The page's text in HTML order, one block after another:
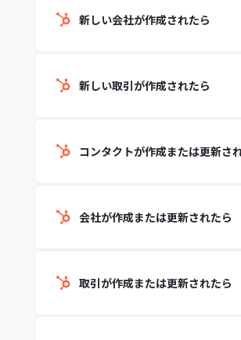
新しい会社が作成されたら
新しい取引が作成されたら
コンタクトが作成または更新さ
会社が作成または更新されたら
取引が作成または更新されたら